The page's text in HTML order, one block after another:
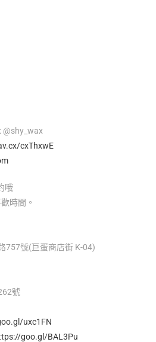
@shy_wax
cxThxwE
哦
時間。
757號(巨蛋商店街 K-04)
號
uxc1FN
goo.gl/BAL3Pu